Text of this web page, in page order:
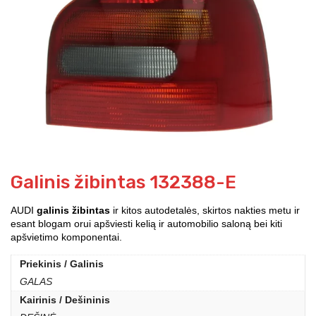
Galinis žibintas 132388-E
AUDI galinis žibintas ir kitos autodetalės, skirtos nakties metu ir
esant blogam orui apšviesti kelią ir automobilio saloną bei kiti
apšvietimo komponentai.
Priekinis / Galinis
GALAS
Kairinis / Dešininis